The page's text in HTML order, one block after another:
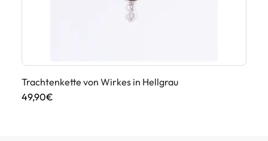
Trachtenkette von Wirkes in Hellgrau
49,90€